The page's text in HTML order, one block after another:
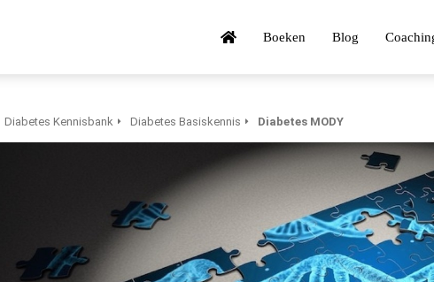
Boeken Blog
Diabetes Kennisbank Diabetes Basiskennis Diabetes MODY